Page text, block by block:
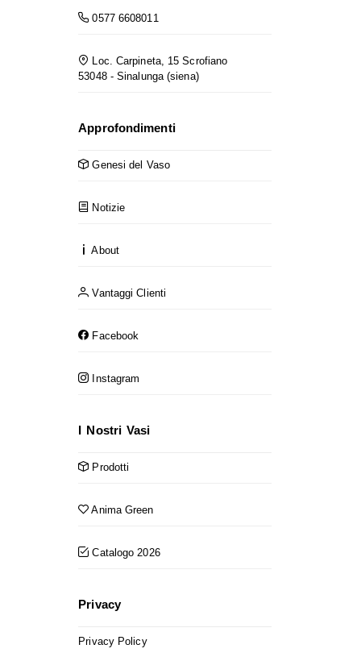
0577 6608011
Loc. Carpineta, 15 Scrofiano
53048 - Sinalunga (siena)
Approfondimenti
Genesi del Vaso
Notizie
About
Vantaggi Clienti
Facebook
Instagram
I Nostri Vasi
Prodotti
Anima Green
Catalogo 2026
Privacy
Privacy Policy